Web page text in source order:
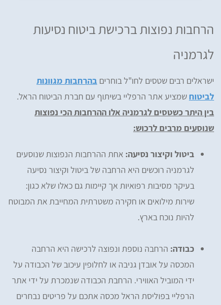
הרחבות נפוצות ברכישת ביטוח נסיעות
לגרמניה
ישראלים רבים שטסים לחו"ל בוחרים בהרחבות מגוונות
לביטוח שמציע אתר הרפליי בשיתוף עם חברת הביטוח הראל.
בין היתר כשטסים לגרמניה אלו ההרחבות הכי נפוצות
שנוסעים מרבים לרכוש:
ביטול וקיצור נסיעה: אחת ההרחבות הנפוצות שנוסעים
לגרמניה רוכשים היא הרחבה של ביטול וקיצור נסיעה
בעיקר מסיבות רפואיות אך קיימות גם כאלו שלא כגון:
שירות מילואים או חקירה משטרתית המחייבת את המבוטח
להיות נוכח בארץ.
כבודה: הרחבה נוספת ונפוצה לרכישה היא הרחבה
המכסה על אובדן גניבה או לחלופין עיכוב של הכבודה על
ידי המוביל האווירי. הרחבת הכבודה שנמכרת על ידי אתר
הרפליי בפוליסת הראל מכסה אתכם על פריטים נבחרים